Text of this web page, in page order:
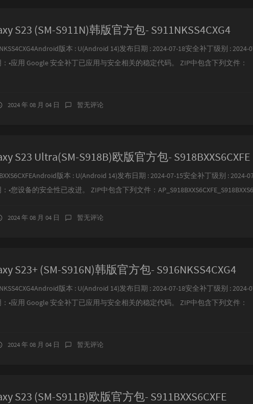
S23 (SM-S911N)韩版官方包- S911NKSS4CXG4
版本 : U(Android 14)发布日期 : 2024-07-18安全补丁级别 : 2024-
•应用 Google 安全补丁已应用与安全相关的稳定代码。 ZIP中包含下列文件：
2024 年 08 月 04 日 暂无评论
S23 Ultra(SM-S918B)欧版官方包- S918BXXS6CXFE
版本 : U(Android 14)发布日期 : 2024-07-15安全补丁级别 : 2024-
•您设备的安全性已改进。 ZIP中包含下列文件：
2024 年 08 月 04 日 暂无评论
S23+ (SM-S916N)韩版官方包- S916NKSS4CXG4
版本 : U(Android 14)发布日期 : 2024-07-18安全补丁级别 : 2024-
•应用 Google 安全补丁已应用与安全相关的稳定代码。 ZIP中包含下列文件：
2024 年 08 月 04 日 暂无评论
S23 (SM-S911B)欧版官方包- S911BXXS6CXFE